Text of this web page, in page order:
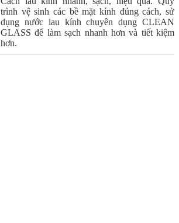
trình vệ sinh các bề mặt kính đúng cách, sử
dụng nước lau kính chuyên dụng CLEAN
GLASS để làm sạch nhanh hơn và tiết kiệm
hơn.